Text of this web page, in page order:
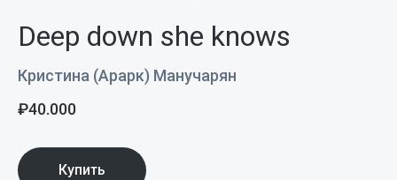
Deep down she knows
Кристина (Арарк) Манучарян
₽40.000
Купить